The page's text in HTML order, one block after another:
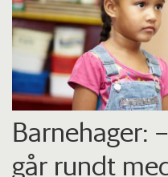
Barnehager:
går rundt